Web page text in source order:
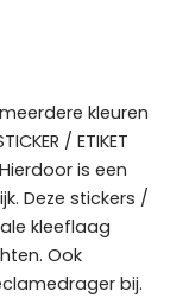
kleuren
/ ETIKET
is een
Deze stickers /
kleeflaag
Ook
bij.